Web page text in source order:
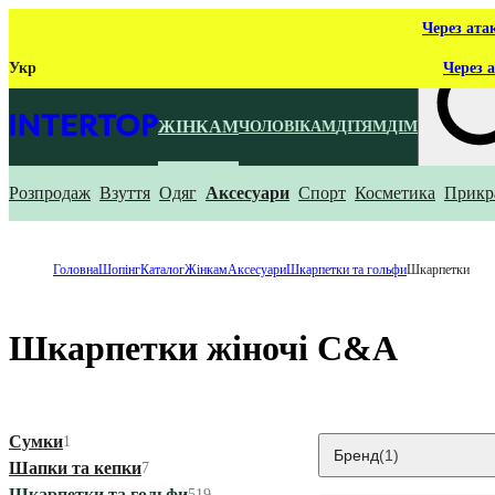
Через
Укр Через
ЖІНКАМЧОЛОВІКАМДІТЯМДІМ
Що ти
Розпродаж Взуття Одяг Аксесуари Спорт Косметика
ГоловнаШопінгКаталогЖінкамАксесуариШкарпетки та гольфиШкарпетки
Шкарпетки жіночі C&A
Сумки1
Шапки та кепки7
Бренд(1)